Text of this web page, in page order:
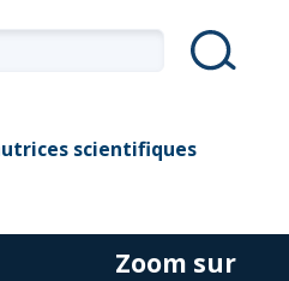
scientifiques
Zoom sur